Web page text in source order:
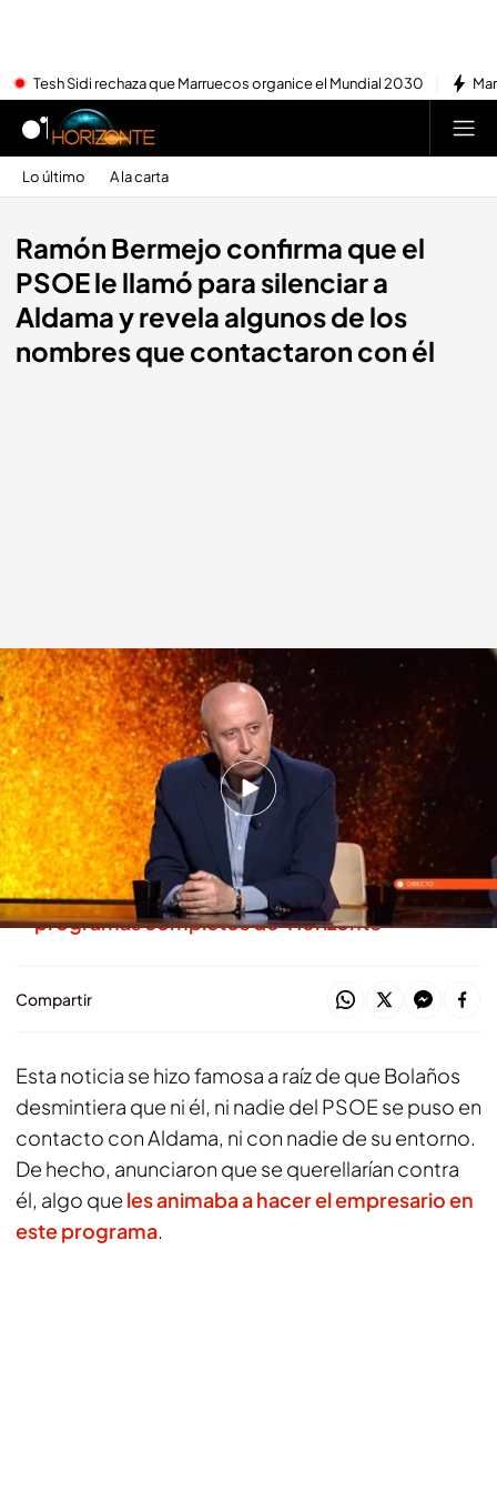
Tesh Sidi rechaza que Marruecos organice el Mundial 2030
Lo último A la carta
Ramón Bermejo confirma que el
PSOE le llamó para silenciar a
Aldama y revela algunos de los
nombres que contactaron con él
Ramón Bermejo profundiza en las llamadas que le hizo el PSOE
Horizonte
Madrid, 15 MAY 2026 - 01:05h.
Estos son todos los detalles de las llamadas
que recibió Ramón Bermejo del PSOE
En Mediaset Infinity encontrarás todos los
programas completos de 'Horizonte'
Compartir
Esta noticia se hizo famosa a raíz de que Bolaños
desmintiera que ni él, ni nadie del PSOE se puso en
contacto con Aldama, ni con nadie de su entorno.
De hecho, anunciaron que se querellarían contra
él, algo que les animaba a hacer el empresario en
este programa.